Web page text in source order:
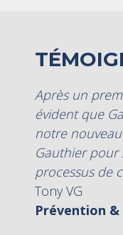
Après un
évident que
notre
Gauthier pour
processus de
Tony VG
Prévention &